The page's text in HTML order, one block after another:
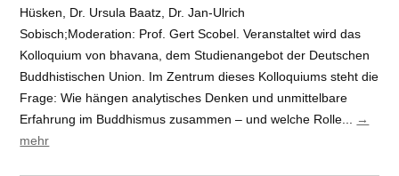
Hüsken, Dr. Ursula Baatz, Dr. Jan-Ulrich
Sobisch;Moderation: Prof. Gert Scobel. Veranstaltet wird das
Kolloquium von bhavana, dem Studienangebot der Deutschen
Buddhistischen Union. Im Zentrum dieses Kolloquiums steht die
Frage: Wie hängen analytisches Denken und unmittelbare
Erfahrung im Buddhismus zusammen – und welche Rolle... →
mehr